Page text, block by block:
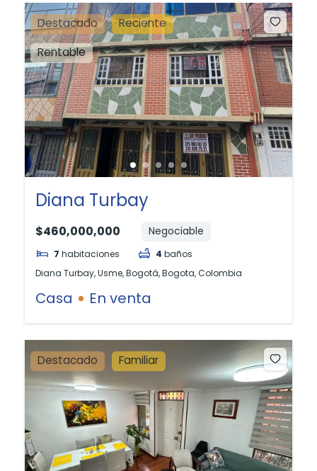
Destacado
Reciente
Rentable
Diana Turbay
$460,000,000 Negociable
7 habitaciones 4 baños
Diana Turbay, Usme, Bogotá, Bogota, Colombia
Casa En venta
Destacado Familiar